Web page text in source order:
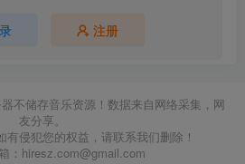
注册
不储存音乐资源！数据来自网络采集，网
友分享。
有侵犯您的权益，请联系我们删除！
： hiresz.com@gmail.com